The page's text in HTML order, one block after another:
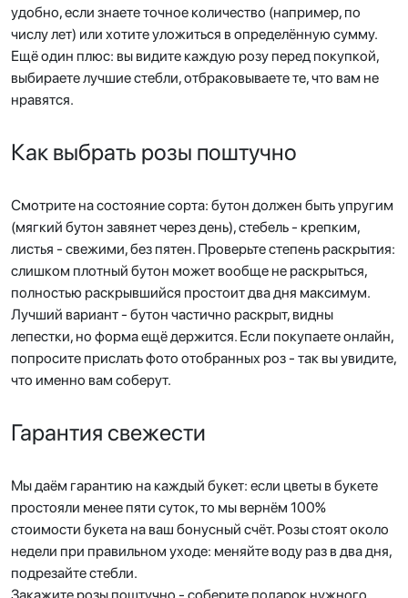
удобно, если знаете точное количество (например, по
числу лет) или хотите уложиться в определённую сумму.
Ещё один плюс: вы видите каждую розу перед покупкой,
выбираете лучшие стебли, отбраковываете те, что вам не
нравятся.
Как выбрать розы поштучно
Смотрите на состояние сорта: бутон должен быть упругим
(мягкий бутон завянет через день), стебель - крепким,
листья - свежими, без пятен. Проверьте степень раскрытия:
слишком плотный бутон может вообще не раскрыться,
полностью раскрывшийся простоит два дня максимум.
Лучший вариант - бутон частично раскрыт, видны
лепестки, но форма ещё держится. Если покупаете онлайн,
попросите прислать фото отобранных роз - так вы увидите,
что именно вам соберут.
Гарантия свежести
Мы даём гарантию на каждый букет: если цветы в букете
простояли менее пяти суток, то мы вернём 100%
стоимости букета на ваш бонусный счёт. Розы стоят около
недели при правильном уходе: меняйте воду раз в два дня,
подрезайте стебли.